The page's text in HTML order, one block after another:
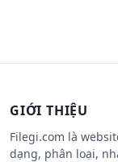
GIỚI THIỆU
Filegi.com là
dạng, phân loại,